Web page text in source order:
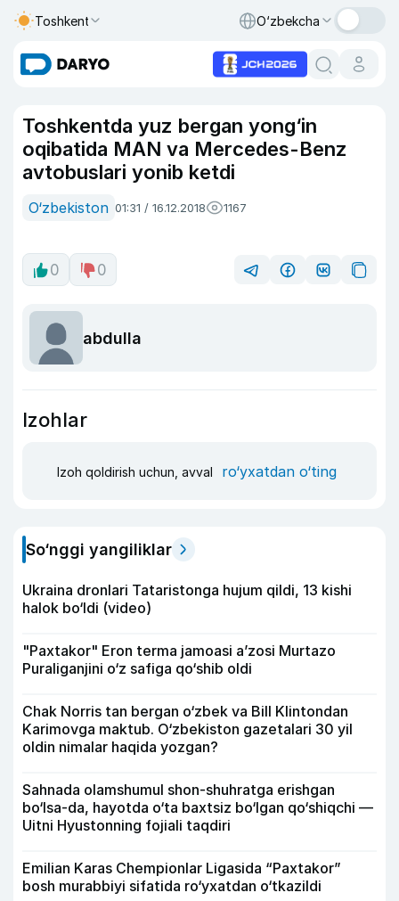
Toshkent O‘zbekcha
Toshkentda yuz bergan yong‘in
oqibatida MAN va Mercedes-Benz
avtobuslari yonib ketdi
O‘zbekiston 01:31 / 16.12.2018 1167
0 0
abdulla
Izohlar
Izoh qoldirish uchun, avval ro‘yxatdan o‘ting
So‘nggi yangiliklar
Ukraina dronlari Tataristonga hujum qildi, 13 kishi
halok bo‘ldi (video)
"Paxtakor" Eron terma jamoasi a’zosi Murtazo
Puraliganjini o‘z safiga qo‘shib oldi
Chak Norris tan bergan o‘zbek va Bill Klintondan
Karimovga maktub. O‘zbekiston gazetalari 30 yil
oldin nimalar haqida yozgan?
Sahnada olamshumul shon-shuhratga erishgan
bo‘lsa-da, hayotda o‘ta baxtsiz bo‘lgan qo‘shiqchi —
Uitni Hyustonning fojiali taqdiri
Emilian Karas Chempionlar Ligasida “Paxtakor”
bosh murabbiyi sifatida ro‘yxatdan o‘tkazildi